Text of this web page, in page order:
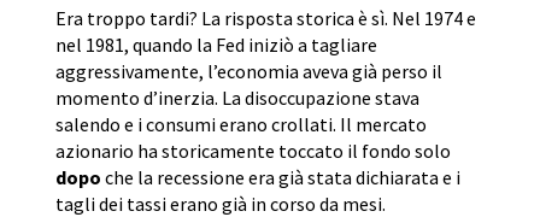
Era troppo tardi? La risposta storica è sì. Nel 1974 e
nel 1981, quando la Fed iniziò a tagliare
aggressivamente, l’economia aveva già perso il
momento d’inerzia. La disoccupazione stava
salendo e i consumi erano crollati. Il mercato
azionario ha storicamente toccato il fondo solo
dopo che la recessione era già stata dichiarata e i
tagli dei tassi erano già in corso da mesi.